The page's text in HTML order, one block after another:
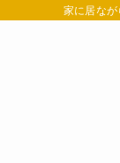
家に居な